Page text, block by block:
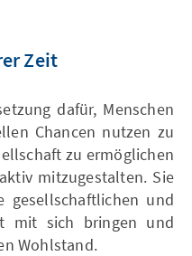
Zeit
dafür, Menschen
Chancen nutzen zu
zu ermöglichen
mitzugestalten. Sie
gesellschaftlichen und
mit sich bringen und
Wohlstand.